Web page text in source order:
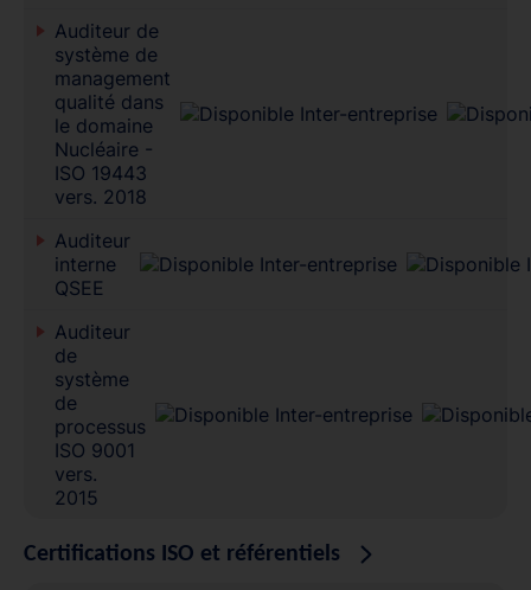
Auditeur de
système de
management
qualité dans
le domaine
Nucléaire -
ISO 19443
vers. 2018
Auditeur
interne
QSEE
Auditeur
de
système
de
processus
ISO 9001
vers.
2015
Certifications ISO et référentiels